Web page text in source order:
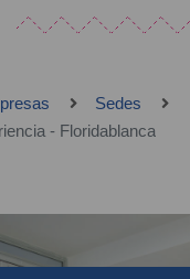
Sedes
- Floridablanca